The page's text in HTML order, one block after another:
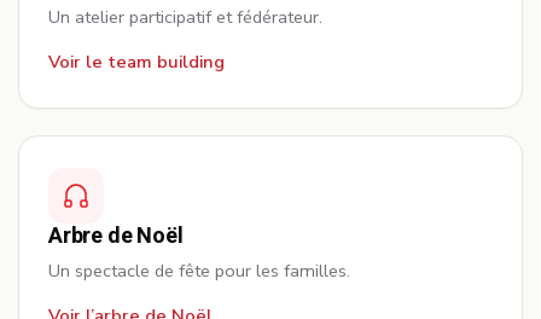
Un atelier participatif et fédérateur.
Voir le team building
Arbre de Noël
Un spectacle de fête pour les familles.